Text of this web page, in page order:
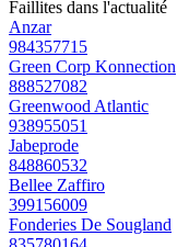
Faillites dans l'actualité
Anzar
984357715
Green Corp Konnection
888527082
Greenwood Atlantic
938955051
Jabeprode
848860532
Bellee Zaffiro
399156009
Fonderies De Sougland